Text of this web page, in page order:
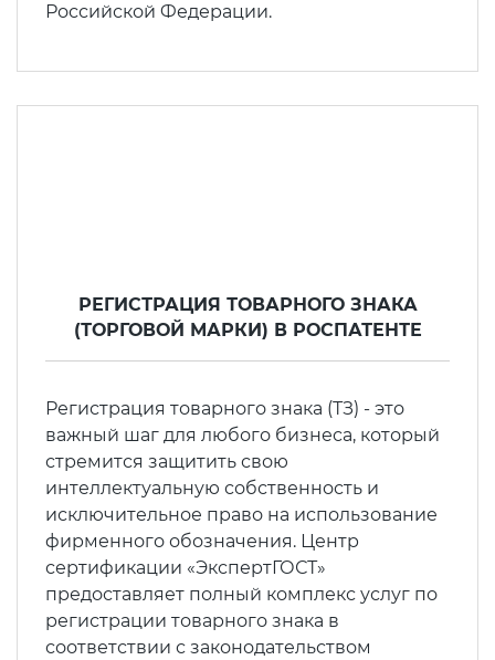
Российской Федерации.
РЕГИСТРАЦИЯ ТОВАРНОГО ЗНАКА
(ТОРГОВОЙ МАРКИ) В РОСПАТЕНТЕ
Регистрация товарного знака (ТЗ) - это
важный шаг для любого бизнеса, который
стремится защитить свою
интеллектуальную собственность и
исключительное право на использование
фирменного обозначения. Центр
сертификации «ЭкспертГОСТ»
предоставляет полный комплекс услуг по
регистрации товарного знака в
соответствии с законодательством